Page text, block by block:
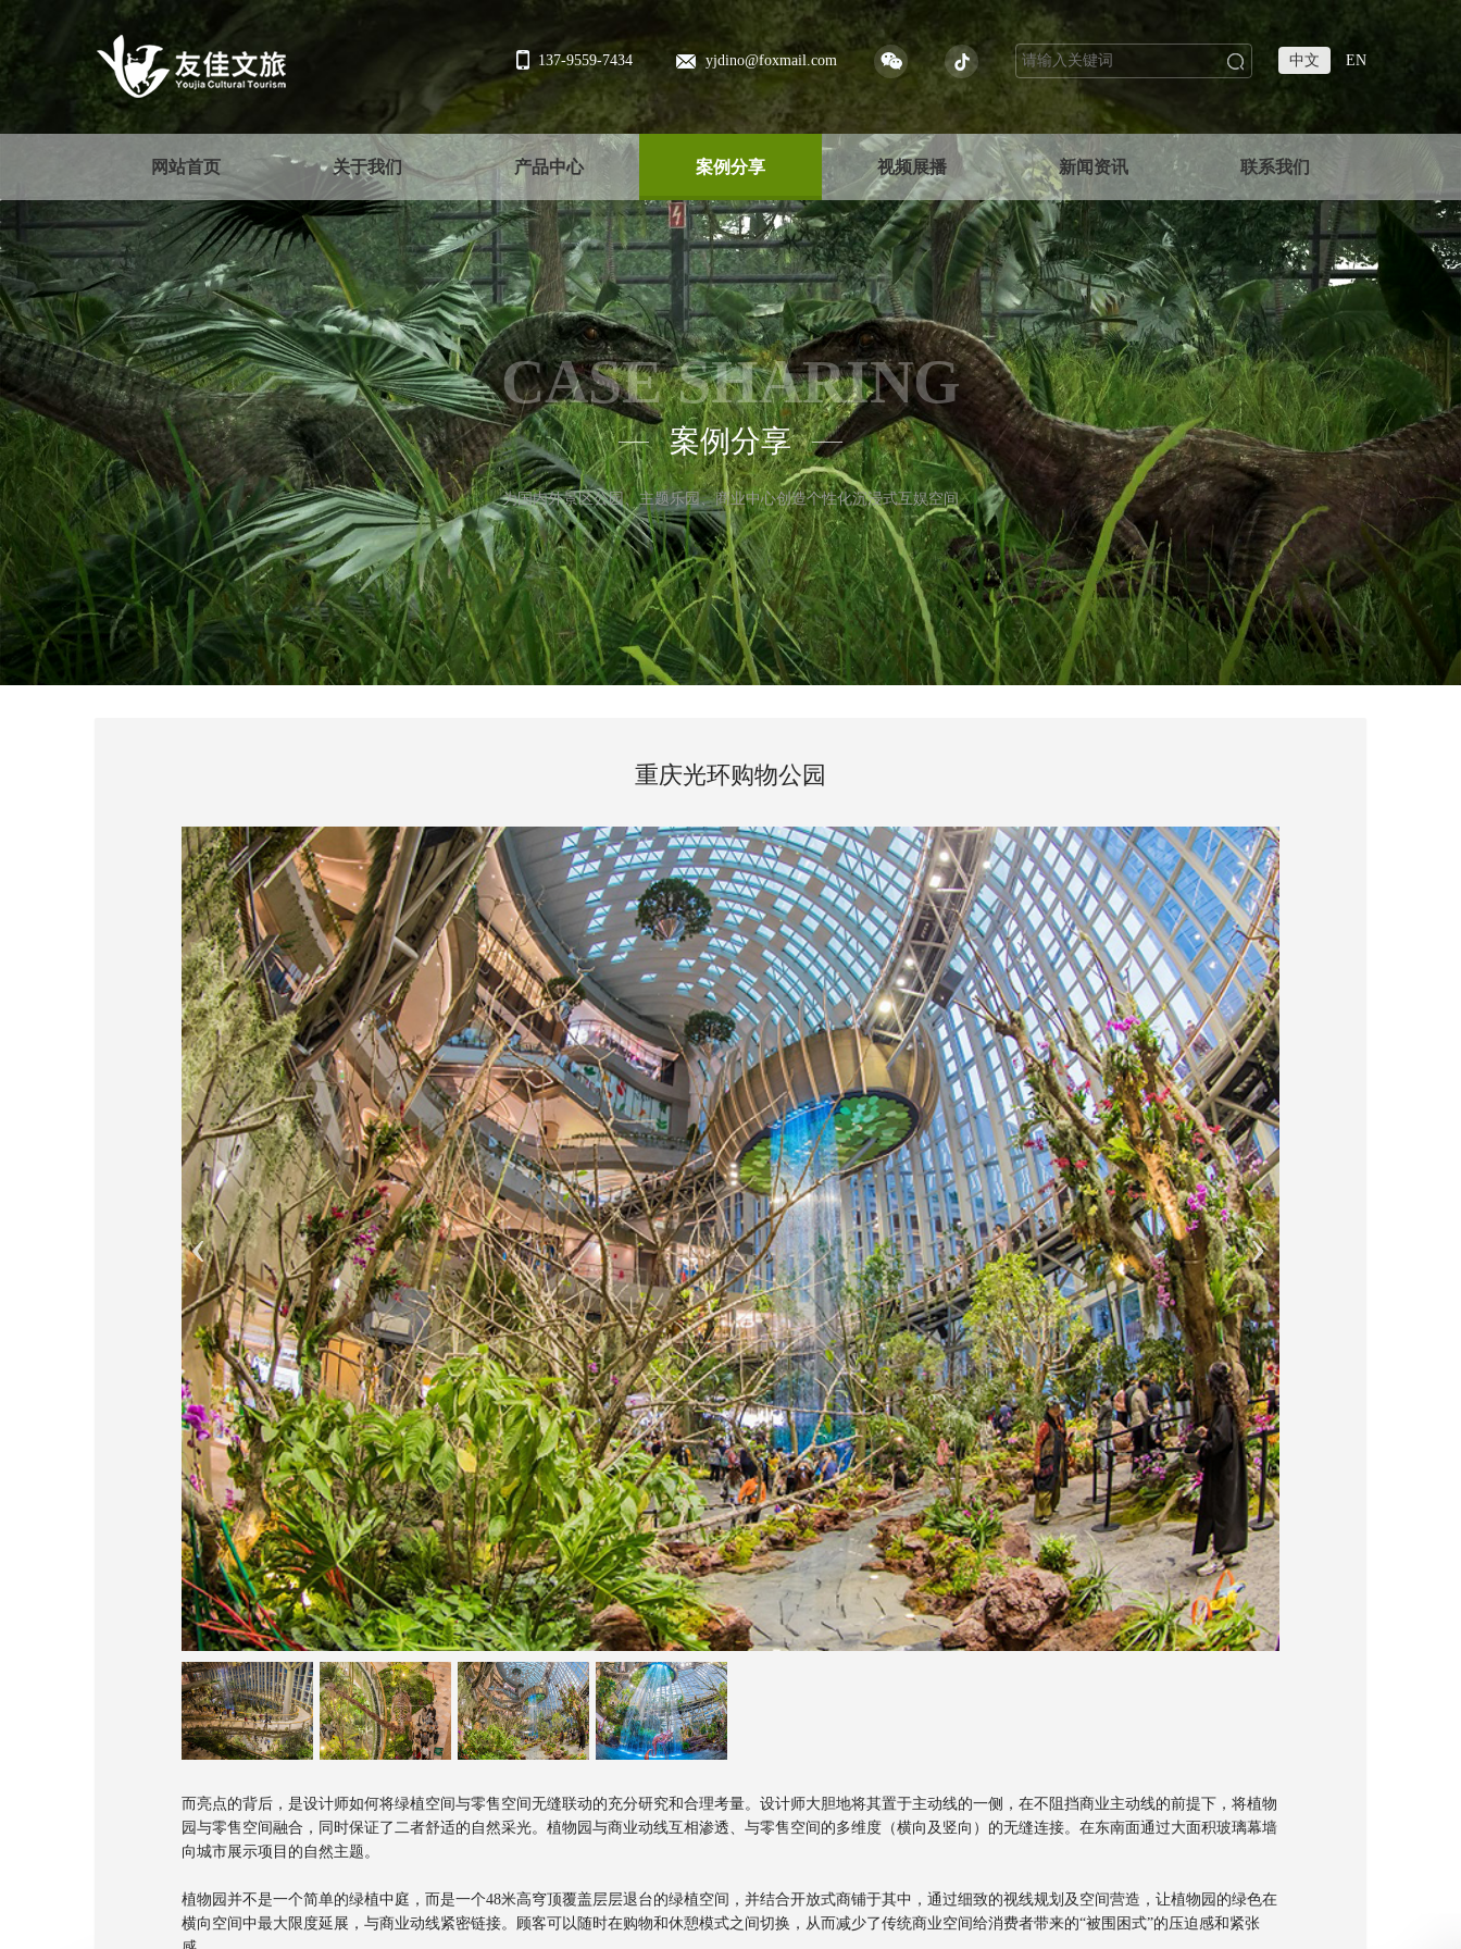
137-9559-7434 yjdino@foxmail.com 中文 EN
网站首页 关于我们 产品中心 案例分享 视频展播 新闻资讯 联系我们
CASE SHARING
—— 案例分享 ——
为国内外景区公园、主题乐园、商业中心创造个性化沉浸式互娱空间
重庆光环购物公园
而亮点的背后，是设计师如何将绿植空间与零售空间无缝联动的充分研究和合理考量。设计师大胆地将其置于主动线的一侧，在不阻挡商业主动线的前提下，将植物
园与零售空间融合，同时保证了二者舒适的自然采光。植物园与商业动线互相渗透、与零售空间的多维度（横向及竖向）的无缝连接。在东南面通过大面积玻璃幕墙
向城市展示项目的自然主题。
植物园并不是一个简单的绿植中庭，而是一个48米高穹顶覆盖层层退台的绿植空间，并结合开放式商铺于其中，通过细致的视线规划及空间营造，让植物园的绿色在
横向空间中最大限度延展，与商业动线紧密链接。顾客可以随时在购物和休憩模式之间切换，从而减少了传统商业空间给消费者带来的“被围困式”的压迫感和紧张